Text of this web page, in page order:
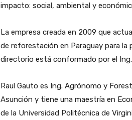
impacto: social, ambiental y
La empresa creada en 2009 que
de reforestación en Paraguay para la
directorio está conformado por el
Raul Gauto es Ing. Agrónomo y
Asunción y tiene una maestría en
de la Universidad Politécnica de